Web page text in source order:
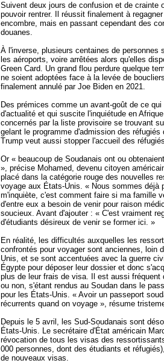
Suivent deux jours de confusion et de crainte
pouvoir rentrer. Il réussit finalement à
encombre, mais en passant cependant des
douanes.
À l'inverse, plusieurs centaines de personnes
les aéroports, voire arrêtées alors qu'elles
Green Card. Un grand flou perdure quelque
ne soient adoptées face à la levée de
finalement annulé par Joe Biden en 2021.
Des prémices comme un avant-goût de ce
d'actualité et qui suscite l'inquiétude en
concernés par la liste provisoire se trouvant
gelant le programme d'admission des
Trump veut aussi stopper l'accueil des
Or « beaucoup de Soudanais ont ou
», précise Mohamed, devenu citoyen
placé dans la catégorie rouge des nouvelles
voyage aux États-Unis. « Nous sommes déjà
m'inquiète, c'est comment faire si ma famille
d'entre eux a besoin de venir pour raison
soucieux. Avant d'ajouter : « C'est vraiment
d'étudiants désireux de venir se former ici. »
En réalité, les difficultés auxquelles les
confrontés pour voyager sont anciennes, loin
Unis, et se sont accentuées avec la guerre
Égypte pour déposer leur dossier et donc
plus de leur frais de visa. Il est aussi fréquent
ou non, s'étant rendus au Soudan dans le
pour les États-Unis. « Avoir un passeport
récurrents quand on voyage », résume
Depuis le 5 avril, les Sud-Soudanais sont
États-Unis. Le secrétaire d'État américain
révocation de tous les visas des
000 personnes, dont des étudiants et
de nouveaux visas.